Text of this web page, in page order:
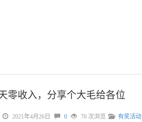
零收入，分享个大毛给各位
2021年4月26日 0 70 次浏览 有奖活动